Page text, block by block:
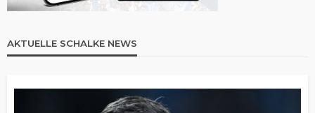
AKTUELLE SCHALKE NEWS